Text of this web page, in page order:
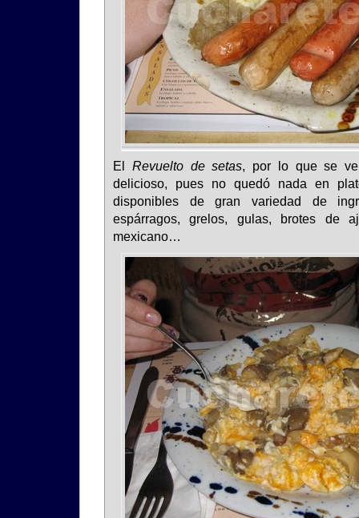
El Revuelto de setas, por lo que se
delicioso, pues no quedó nada en
disponibles de gran variedad de
espárragos, grelos, gulas, brotes de
mexicano…